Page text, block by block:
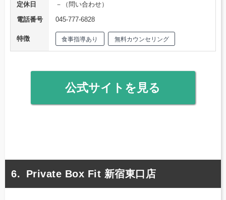
定休日
－（問い合わせ）
電話番号
045-777-6828
特徴 食事指導あり 無料カウンセリング
公式サイトを見る
Private Box Fit 新宿東口店